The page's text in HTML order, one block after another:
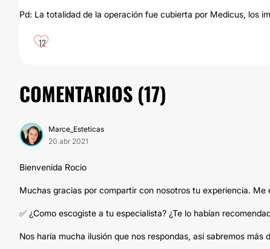
Pd: La totalidad de la operación fue cubierta por Medicus, los
12
COMENTARIOS (17)
Marce_Esteticas
20 abr 2021
Bienvenida Rocio
Muchas gracias por compartir con nosotros tu experiencia.
✅ ¿Como escogiste a tu especialista? ¿Te lo habían
Nos haría mucha ilusión que nos respondas, así sabremos más